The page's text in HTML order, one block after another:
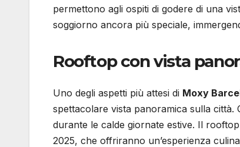
permettono agli ospiti di godere di una
soggiorno ancora più speciale,
Rooftop con vista
Uno degli aspetti più attesi di Moxy
spettacolare vista panoramica sulla
durante le calde giornate estive. Il
2025, che offriranno un’esperienza